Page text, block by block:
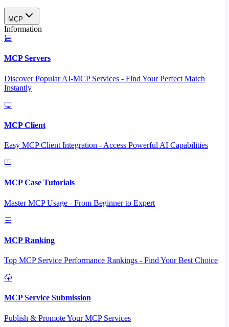
MCP
Information
MCP Servers
Discover Popular AI-MCP Services - Find Your Perfect Match
Instantly
MCP Client
Easy MCP Client Integration - Access Powerful AI Capabilities
MCP Case Tutorials
Master MCP Usage - From Beginner to Expert
MCP Ranking
Top MCP Service Performance Rankings - Find Your Best Choice
MCP Service Submission
Publish & Promote Your MCP Services